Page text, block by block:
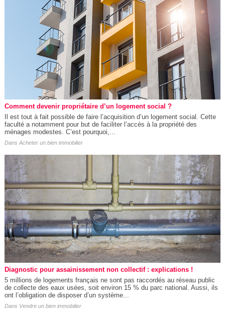
Comment devenir propriétaire d’un logement social ?
Il est tout à fait possible de faire l’acquisition d’un logement social. Cette
faculté a notamment pour but de faciliter l’accès à la propriété des
ménages modestes. C’est pourquoi,...
Dans Acheter un bien immobilier
Diagnostic pour assainissement non collectif : explications !
5 millions de logements français ne sont pas raccordés au réseau public
de collecte des eaux usées, soit environ 15 % du parc national. Aussi, ils
ont l’obligation de disposer d’un système...
Dans Vendre un bien immobilier